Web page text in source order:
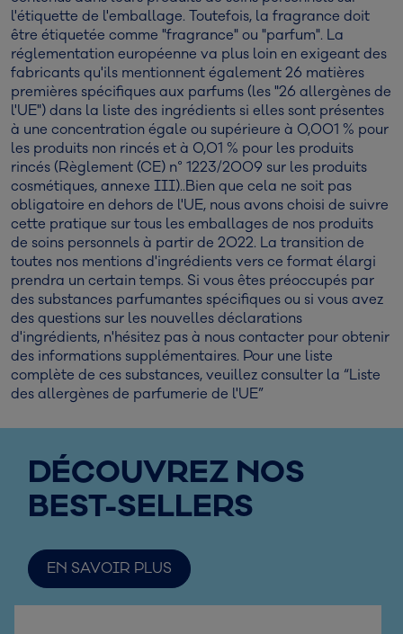
l'étiquette de l'emballage. Toutefois, la fragrance doit
être étiquetée comme "fragrance" ou "parfum". La
réglementation européenne va plus loin en exigeant des
fabricants qu'ils mentionnent également 26 matières
premières spécifiques aux parfums (les "26 allergènes de
l'UE") dans la liste des ingrédients si elles sont présentes
à une concentration égale ou supérieure à 0,001 % pour
les produits non rincés et à 0,01 % pour les produits
rincés (Règlement (CE) n° 1223/2009 sur les produits
cosmétiques, annexe III)..Bien que cela ne soit pas
obligatoire en dehors de l'UE, nous avons choisi de suivre
cette pratique sur tous les emballages de nos produits
de soins personnels à partir de 2022. La transition de
toutes nos mentions d'ingrédients vers ce format élargi
prendra un certain temps. Si vous êtes préoccupés par
des substances parfumantes spécifiques ou si vous avez
des questions sur les nouvelles déclarations
d'ingrédients, n'hésitez pas à nous contacter pour obtenir
des informations supplémentaires. Pour une liste
complète de ces substances, veuillez consulter la “Liste
des allergènes de parfumerie de l'UE”
DÉCOUVREZ NOS
BEST-SELLERS
EN SAVOIR PLUS